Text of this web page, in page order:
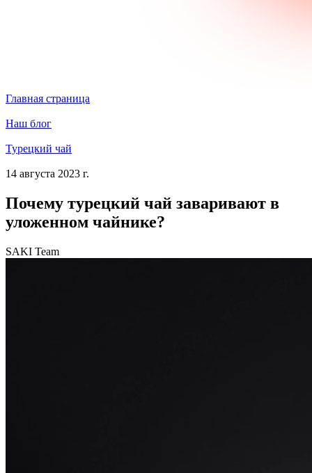
Главная страница
Наш блог
Турецкий чай
14 августа 2023 г.
Почему турецкий чай заваривают в
уложенном чайнике?
SAKI Team